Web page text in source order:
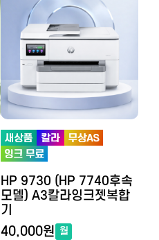
HP 9730 (HP 7740후속
모델) A3칼라잉크젯복합
기
40,000원 월